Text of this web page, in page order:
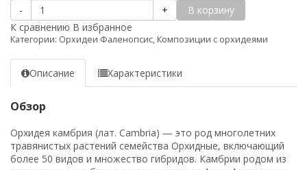
- +
В корзину
К сравнению В избранное
Категории: Орхидеи Фаленопсис, Композиции с орхидеями
Описание Характеристики
Обзор
Орхидея камбрия (лат. Cambria) — это род многолетних
травянистых растений семейства Орхидные, включающий
более 50 видов и множество гибридов. Камбрии родом из